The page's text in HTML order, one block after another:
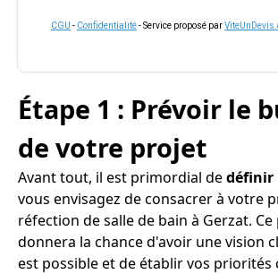
CGU - Confidentialité- Service proposé par
Étape 1 : Prévoir le
de votre projet
Avant tout, il est primordial dedéfinir
vous envisagez de consacrer à votre
réfection de salle de bain à Gerzat.
donnera la chance d'avoir une vision
est possible et de établir vos priorités